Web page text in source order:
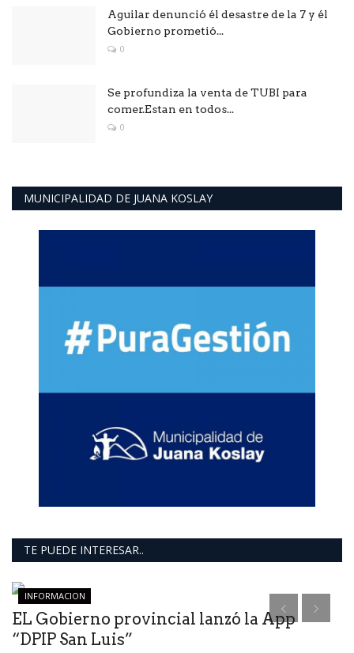
Aguilar denunció él desastre de la 7 y él
Gobierno prometió...
0
Se profundiza la venta de TUBI para
comer.Estan en todos...
0
MUNICIPALIDAD DE JUANA KOSLAY
TE PUEDE INTERESAR..
INFORMACION
EL Gobierno provincial lanzó la App
“DPIP San Luis”